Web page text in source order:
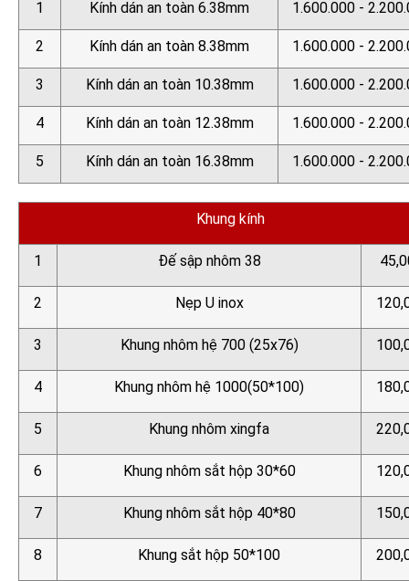
1 Kính dán an toàn 6.38mm 1.600.000 -
2 Kính dán an toàn 8.38mm 1.600.000 -
3 Kính dán an toàn 10.38mm 1.600.000 -
4 Kính dán an toàn 12.38mm 1.600.000 -
5 Kính dán an toàn 16.38mm 1.600.000 -
Khung kính
1 Đế sập nhôm 38
2 Nẹp U inox
3 Khung nhôm hệ 700 (25x76)
4 Khung nhôm hệ 1000(50*100)
5 Khung nhôm xingfa
6 Khung nhôm sắt hộp 30*60
7 Khung nhôm sắt hộp 40*80
8 Khung sắt hộp 50*100